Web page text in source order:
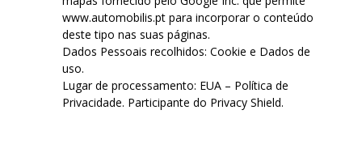
www.automobilis.pt para incorporar o conteúdo
deste tipo nas suas páginas.
Dados Pessoais recolhidos: Cookie e Dados de
uso.
Lugar de processamento: EUA – Política de
Privacidade. Participante do Privacy Shield.